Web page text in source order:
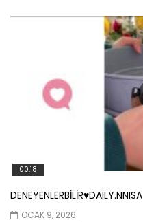
00:18
DENEYENLERBİLİR♥️DAILY.NNISA
OCAK 9, 2026